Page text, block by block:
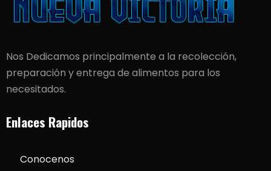
Nos Dedicamos principalmente a la recolección,
preparación y entrega de alimentos para los
necesitados.
Enlaces Rapidos
Conocenos